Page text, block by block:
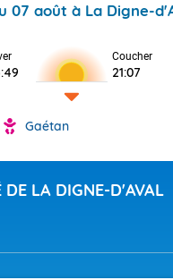
07 août à La Digne-
Coucher
21:07
Gaétan
DE LA DIGNE-D'AVAL
Voici les
: 11/25
Limoges :
Aujourd'hui
La journée